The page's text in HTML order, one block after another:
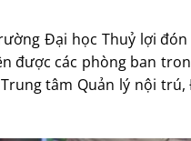
Đại học Thuỷ lợi
được các phòng ban
tâm Quản lý nội